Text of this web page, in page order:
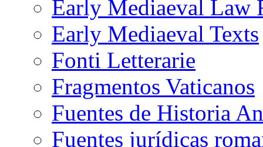
Early Mediaeval Law
Early Mediaeval Texts
Fonti Letterarie
Fragmentos Vaticanos
Fuentes de Historia
Fuentes jurídicas